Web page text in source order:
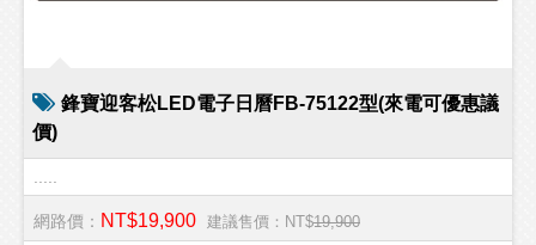
鋒寶迎客松LED電子日曆FB-75122型(來電可優惠議
價)
網路價： NT$19,900 建議售價：NT$19,900